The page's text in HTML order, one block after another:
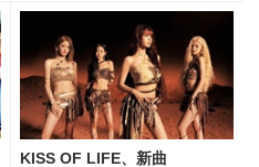
KISS OF LIFE、新曲